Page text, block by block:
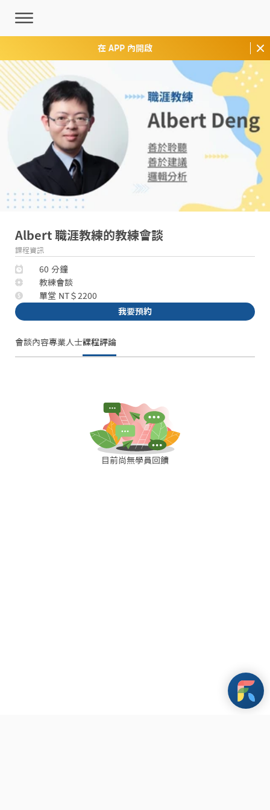
在 APP 內開啟
Albert 職涯教練的教練會談
課程資訊
60 分鐘
教練會談
單堂 NT＄2200
我要預約
會談內容專業人士課程評論
目前尚無學員回饋